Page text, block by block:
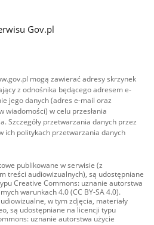
Gov.pl
mogą zawierać adresy skrzynek
z odnośnika będącego adresem e-
jego danych (adres e-mail oraz
wiadomości) w celu przesłania
Szczegóły przetwarzania danych przez
ich politykach przetwarzania danych
publikowane w serwisie (z
treści audiowizualnych), są udostępniane
Creative Commons: uznanie autorstwa
warunkach 4.0 (CC BY-SA 4.0).
w tym zdjęcia, materiały
są udostępniane na licencji typu
uznanie autorstwa użycie